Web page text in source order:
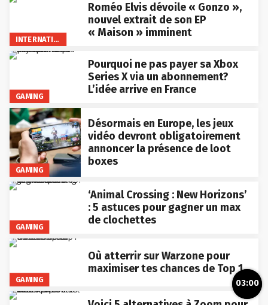
INTERNATIONAL
Roméo Elvis dévoile « Gonzo »,
nouvel extrait de son EP
« Maison » imminent
GAMING
Pourquoi ne pas payer sa Xbox
Series X via un abonnement?
L’idée arrive en France
GAMING
Désormais en Europe, les jeux
vidéo devront obligatoirement
annoncer la présence de loot
boxes
GAMING
‘Animal Crossing : New Horizons’
: 5 astuces pour gagner un max
de clochettes
GAMING
Où atterrir sur Warzone pour
maximiser tes chances de Top 1
03:00